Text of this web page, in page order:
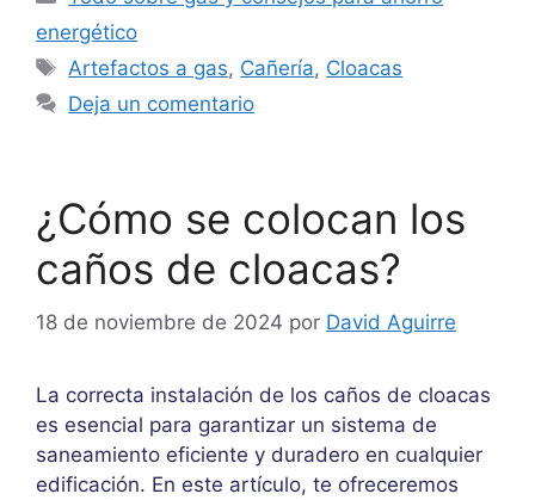
energético
Etiquetas
Artefactos a gas, Cañería, Cloacas
Deja un comentario
¿Cómo se colocan los
caños de cloacas?
18 de noviembre de 2024 por David Aguirre
La correcta instalación de los caños de cloacas
es esencial para garantizar un sistema de
saneamiento eficiente y duradero en cualquier
edificación. En este artículo, te ofreceremos